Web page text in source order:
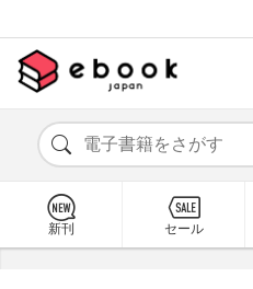
新刊 セール